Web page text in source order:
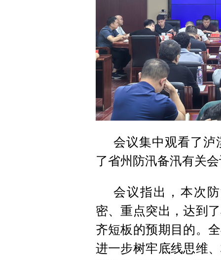
会议集中观看了泸
了省州防汛备汛有关
会议指出，本次
密、重点突出，达到
齐短板的预期目的。
进一步树牢底线思维